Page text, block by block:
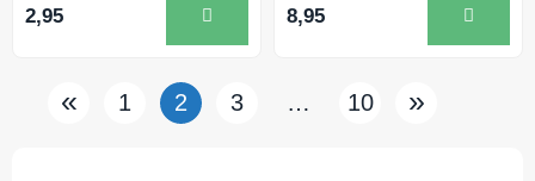
2,95 8,95
« 1 2 3 … 10 »